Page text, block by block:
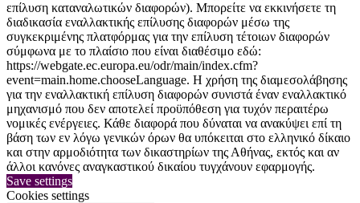
επίλυση καταναλωτικών διαφορών). Μπορείτε να εκκινήσετε τη
διαδικασία εναλλακτικής επίλυσης διαφορών μέσω της
συγκεκριμένης πλατφόρμας για την επίλυση τέτοιων διαφορών
σύμφωνα με το πλαίσιο που είναι διαθέσιμο εδώ:
https://webgate.ec.europa.eu/odr/main/index.cfm?
event=main.home.chooseLanguage. Η χρήση της διαμεσολάβησης
για την εναλλακτική επίλυση διαφορών συνιστά έναν εναλλακτικό
μηχανισμό που δεν αποτελεί προϋπόθεση για τυχόν περαιτέρω
νομικές ενέργειες. Κάθε διαφορά που δύναται να ανακύψει επί τη
βάση των εν λόγω γενικών όρων θα υπόκειται στο ελληνικό δίκαιο
και στην αρμοδιότητα των δικαστηρίων της Αθήνας, εκτός και αν
άλλοι κανόνες αναγκαστικού δικαίου τυγχάνουν εφαρμογής.
Save settings
Cookies settings